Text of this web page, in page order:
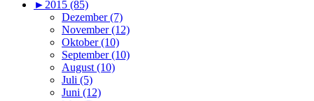
► 2015 (85)
Dezember (7)
November (12)
Oktober (10)
September (10)
August (10)
Juli (5)
Juni (12)